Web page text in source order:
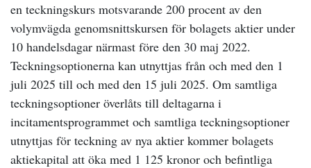
en teckningskurs motsvarande 200 procent av den
volymvägda genomsnittskursen för bolagets aktier under
10 handelsdagar närmast före den 30 maj 2022.
Teckningsoptionerna kan utnyttjas från och med den 1
juli 2025 till och med den 15 juli 2025. Om samtliga
teckningsoptioner överlåts till deltagarna i
incitamentsprogrammet och samtliga teckningsoptioner
utnyttjas för teckning av nya aktier kommer bolagets
aktiekapital att öka med 1 125 kronor och befintliga